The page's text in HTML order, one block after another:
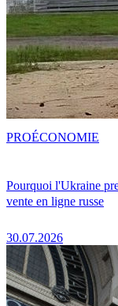
Pourquoi l'Ukraine
vente en ligne russe
30.07.2026
PROÉCONOMIE